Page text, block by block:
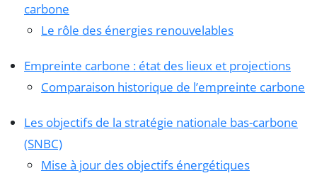
carbone
Le rôle des énergies renouvelables
Empreinte carbone : état des lieux et projections
Comparaison historique de l’empreinte carbone
Les objectifs de la stratégie nationale bas-carbone
(SNBC)
Mise à jour des objectifs énergétiques